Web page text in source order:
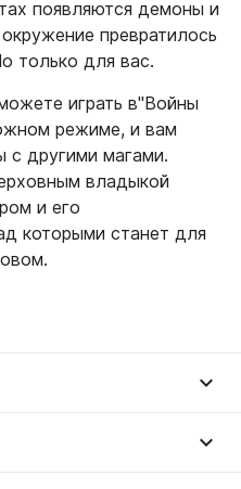
появляются демоны и
превратилось
только для вас.
играть в"Войны
режиме, и вам
с другими магами.
владыкой
и его
которыми станет для